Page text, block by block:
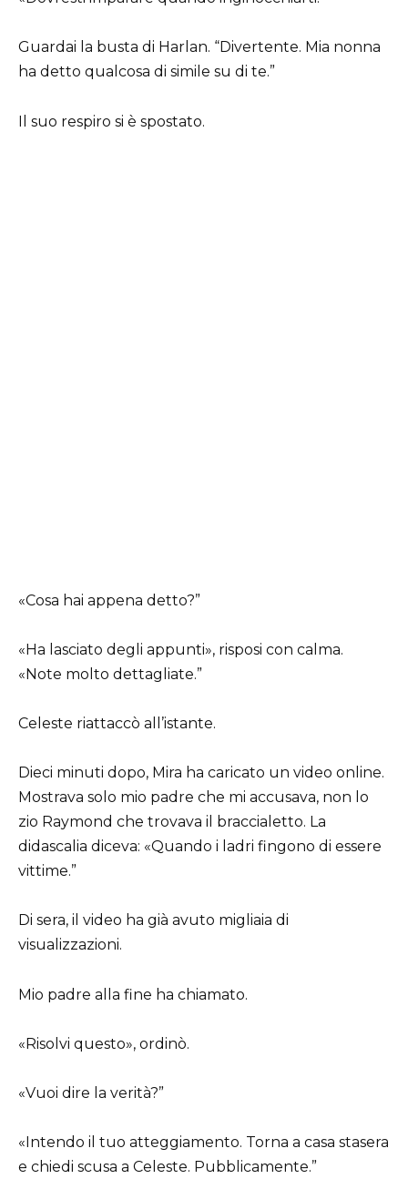
Guardai la busta di Harlan. “Divertente. Mia nonna
ha detto qualcosa di simile su di te.”
Il suo respiro si è spostato.
«Cosa hai appena detto?”
«Ha lasciato degli appunti», risposi con calma.
«Note molto dettagliate.”
Celeste riattaccò all’istante.
Dieci minuti dopo, Mira ha caricato un video online.
Mostrava solo mio padre che mi accusava, non lo
zio Raymond che trovava il braccialetto. La
didascalia diceva: «Quando i ladri fingono di essere
vittime.”
Di sera, il video ha già avuto migliaia di
visualizzazioni.
Mio padre alla fine ha chiamato.
«Risolvi questo», ordinò.
«Vuoi dire la verità?”
«Intendo il tuo atteggiamento. Torna a casa stasera
e chiedi scusa a Celeste. Pubblicamente.”